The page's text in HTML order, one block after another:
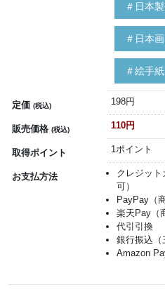
＃日本
＃日本画
＃絵手紙
定価 (税込) 198円
販売価格 (税込) 110円
取得ポイント 1ポイント
お支払方法
クレジッ
可）
PayPay（
楽天Pay（
代引引換
銀行振込（
Amazon